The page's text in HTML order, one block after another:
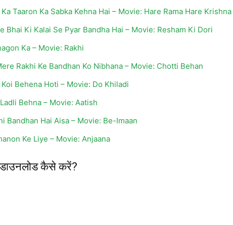
Taaron Ka Sabka Kehna Hai – Movie: Hare Rama Hare Krishna
Bhai Ki Kalai Se Pyar Bandha Hai – Movie: Resham Ki Dori
Ka – Movie: Rakhi
Rakhi Ke Bandhan Ko Nibhana – Movie: Chotti Behan
Behena Hoti – Movie: Do Khiladi
Behna – Movie: Aatish
Bandhan Hai Aisa – Movie: Be-Imaan
Ke Liye – Movie: Anjaana
डाउनलोड कैसे करें?